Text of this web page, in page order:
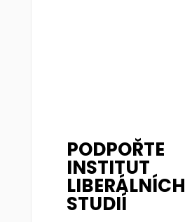
PODPOŘTE
INSTITUT
LIBERÁLNÍCH
STUDIÍ